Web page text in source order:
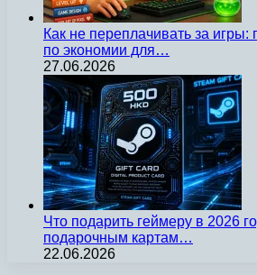
Как не переплачивать за игры:
по экономии для…
27.06.2026
Что подарить геймеру в 2026
подарочным картам…
22.06.2026